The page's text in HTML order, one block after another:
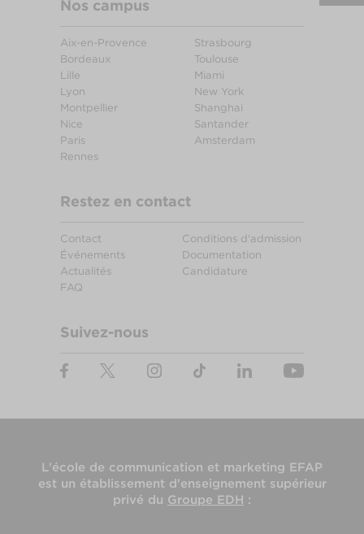
Nos campus
Aix-en-Provence
Bordeaux
Lille
Lyon
Montpellier
Nice
Paris
Rennes
Strasbourg
Toulouse
Miami
New York
Shanghai
Santander
Amsterdam
Restez en contact
Contact
Événements
Actualités
FAQ
Conditions d'admission
Documentation
Candidature
Suivez-nous
L'école de communication et marketing EFAP
est un établissement d'enseignement supérieur
privé du Groupe EDH :